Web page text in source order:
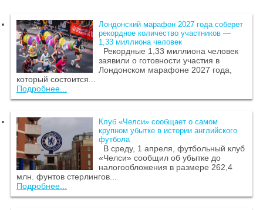
Лондонский марафон 2027 года соберет
рекордное количество участников —
1,33 миллиона человек
Рекордные 1,33 миллиона человек
заявили о готовности участия в
Лондонском марафоне 2027 года,
который состоится...
Подробнее...
Клуб «Челси» сообщает о самом
крупном убытке в истории английского
футбола
В среду, 1 апреля, футбольный клуб
«Челси» сообщил об убытке до
налогообложения в размере 262,4
млн. фунтов стерлингов...
Подробнее...